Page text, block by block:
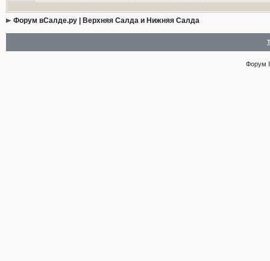
Форум вСалде.ру | Верхняя Салда и Нижняя Салда
Форум